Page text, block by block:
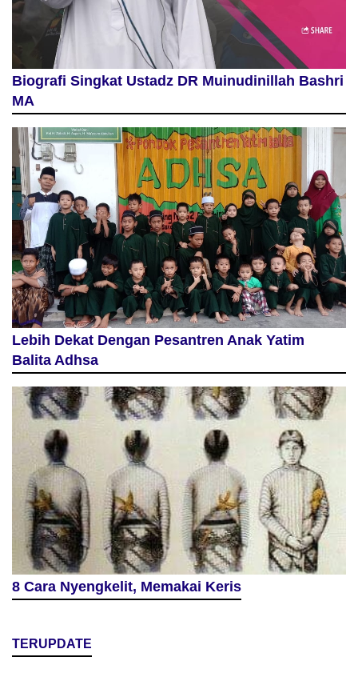
Biografi Singkat Ustadz DR Muinudinillah Bashri
MA
Lebih Dekat Dengan Pesantren Anak Yatim
Balita Adhsa
8 Cara Nyengkelit, Memakai Keris
TERUPDATE